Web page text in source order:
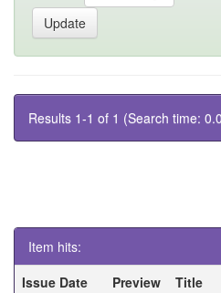
Results 1-1 of 1 (Search time:
Item hits:
Issue Date
Preview Title